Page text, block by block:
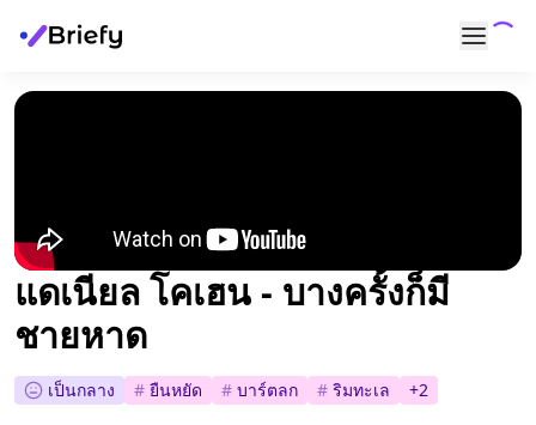
แดเนียล โคเฮน - บางครั้งก็มี
ชายหาด
เป็นกลาง # ยืนหยัด # บาร์ตลก # ริมทะเล +2